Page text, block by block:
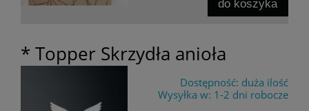
do koszyka
* Topper Skrzydła anioła
Dostępność: duża ilość
Wysyłka w: 1-2 dni robocze